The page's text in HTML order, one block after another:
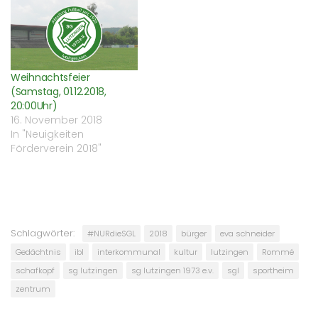
Weihnachtsfeier
(Samstag, 01.12.2018,
20:00Uhr)
16. November 2018
In "Neuigkeiten
Förderverein 2018"
Schlagwörter: #NURdieSGL 2018 bürger
eva schneider
Gedächtnis
ibl interkommunal kultur lutzingen
Rommé
schafkopf
sg lutzingen sg lutzingen 1973 e.v. sgl
sportheim
zentrum